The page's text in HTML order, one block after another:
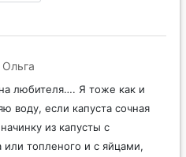
Ольга
любителя…. Я тоже как и
воду, если капуста сочная
из капусты с
топленого и с яйцами,